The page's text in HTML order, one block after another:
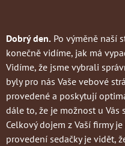
Dobrý den. Po výměně naší
konečně vidíme, jak má
Vidíme, že jsme vybrali
byly pro nás Vaše vebové
provedené a poskytují
dále to, že je možnost u
Celkový dojem z Vaší firmy
provedení sedačky je vidět,